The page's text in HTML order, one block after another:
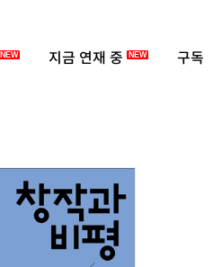
NEW 지금 연재 중 NEW 구독